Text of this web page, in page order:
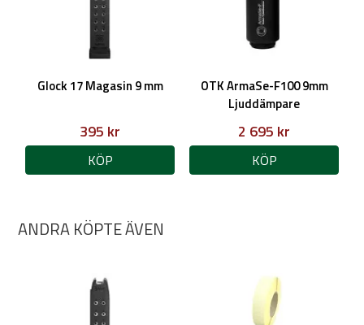
Glock 17 Magasin 9 mm
395 kr
KÖP
OTK ArmaSe-F100 9mm
Ljuddämpare
2 695 kr
KÖP
ANDRA KÖPTE ÄVEN